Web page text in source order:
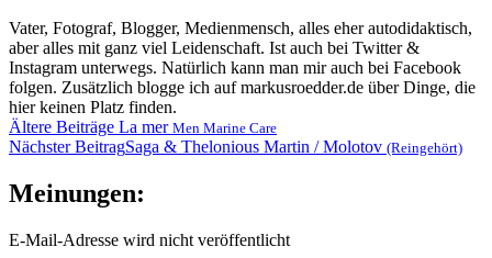
Vater, Fotograf, Blogger, Medienmensch, alles eher autodidaktisch,
aber alles mit ganz viel Leidenschaft. Ist auch bei Twitter &
Instagram unterwegs. Natürlich kann man mir auch bei Facebook
folgen. Zusätzlich blogge ich auf markusroedder.de über Dinge, die
hier keinen Platz finden.
Beitragsnavigation
Ältere Beiträge La mer Men Marine Care
Nächster BeitragSaga & Thelonious Martin / Molotov (Reingehört)
Meinungen:
E-Mail-Adresse wird nicht veröffentlicht